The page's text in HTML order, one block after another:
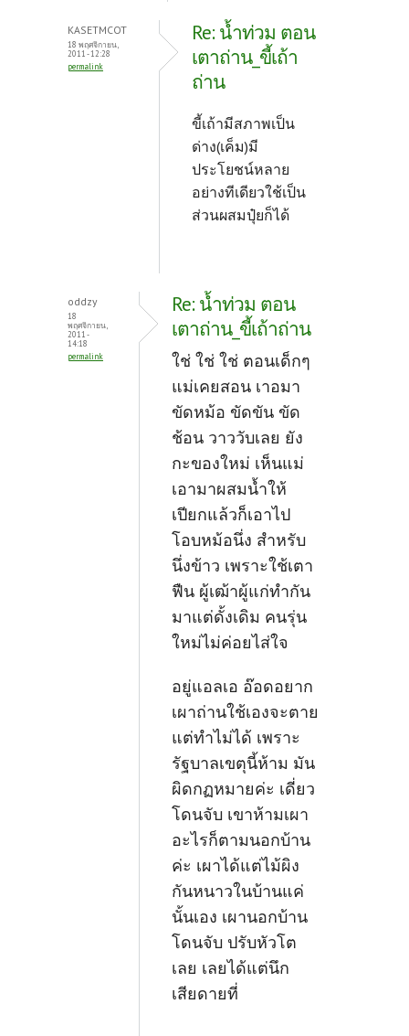
KASETMCOT
18 พฤศจิกายน,
2011 - 12:28
permalink
Re: น้ำท่วม ตอน
เตาถ่าน_ขี้เถ้า
ถ่าน
ขี้เถ้ามีสภาพเป็น
ด่าง(เค็ม)มี
ประโยชน์หลาย
อย่างทีเดียวใช้เป็น
ส่วนผสมปุ๋ยก็ได้
oddzy
18
พฤศจิกายน,
2011 -
14:18
permalink
Re: น้ำท่วม ตอน
เตาถ่าน_ขี้เถ้าถ่าน
ใช่ ใช่ ใช่ ตอนเด็กๆ
แม่เคยสอน เาอมา
ขัดหม้อ ขัดขัน ขัด
ช้อน วาววับเลย ยัง
กะของใหม่ เห็นแม่
เอามาผสมน้ำให้
เปียกแล้วก็เอาไป
โอบหม้อนึ่ง สำหรับ
นึ่งข้าว เพราะใช้เตา
ฟืน ผู้เฒ้าผู้แก่ทำกัน
มาแต่ดั้งเดิม คนรุ่น
ใหม่ไม่ค่อยไส่ใจ
อยู่แอลเอ อ๊อดอยาก
เผาถ่านใช้เองจะตาย
แต่ทำไม่ได้ เพราะ
รัฐบาลเขตุนี้ห้าม มัน
ผิดกฏหมายค่ะ เดี่ยว
โดนจับ เขาห้ามเผา
อะไรก็ตามนอกบ้าน
ค่ะ เผาได้แต่ไม้ผิง
กันหนาวในบ้านแค่
นั้นเอง เผานอกบ้าน
โดนจับ ปรับหัวโต
เลย เลยได้แต่นึก
เสียดายที่